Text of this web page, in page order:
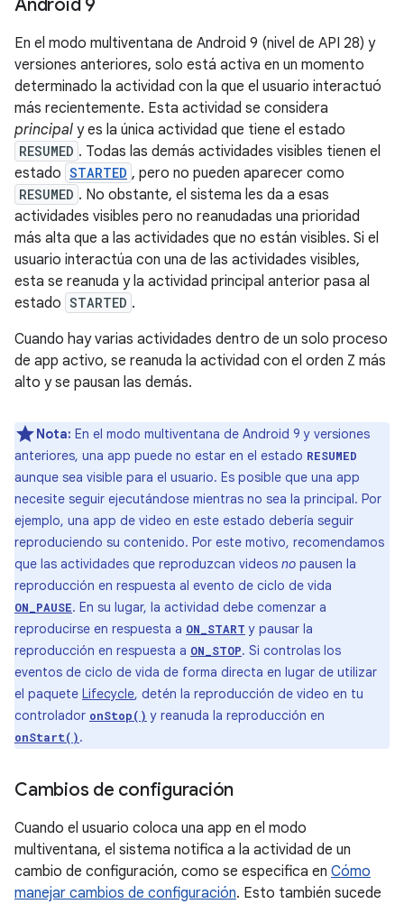
Android 9
En el modo multiventana de Android 9 (nivel de API 28) y
versiones anteriores, solo está activa en un momento
determinado la actividad con la que el usuario interactuó
más recientemente. Esta actividad se considera
principal y es la única actividad que tiene el estado
RESUMED . Todas las demás actividades visibles tienen el
estado STARTED , pero no pueden aparecer como
RESUMED . No obstante, el sistema les da a esas
actividades visibles pero no reanudadas una prioridad
más alta que a las actividades que no están visibles. Si el
usuario interactúa con una de las actividades visibles,
esta se reanuda y la actividad principal anterior pasa al
estado STARTED .
Cuando hay varias actividades dentro de un solo proceso
de app activo, se reanuda la actividad con el orden Z más
alto y se pausan las demás.
Nota: En el modo multiventana de Android 9 y versiones
anteriores, una app puede no estar en el estado RESUMED
aunque sea visible para el usuario. Es posible que una app
necesite seguir ejecutándose mientras no sea la principal. Por
ejemplo, una app de video en este estado debería seguir
reproduciendo su contenido. Por este motivo, recomendamos
que las actividades que reproduzcan videos no pausen la
reproducción en respuesta al evento de ciclo de vida
ON_PAUSE. En su lugar, la actividad debe comenzar a
reproducirse en respuesta a ON_START y pausar la
reproducción en respuesta a ON_STOP. Si controlas los
eventos de ciclo de vida de forma directa en lugar de utilizar
el paquete Lifecycle, detén la reproducción de video en tu
controlador onStop() y reanuda la reproducción en
onStart().
Cambios de configuración
Cuando el usuario coloca una app en el modo
multiventana, el sistema notifica a la actividad de un
cambio de configuración, como se especifica en Cómo
manejar cambios de configuración. Esto también sucede